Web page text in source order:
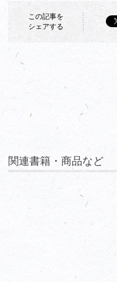
この記事を
シェアする
関連書籍・商品など